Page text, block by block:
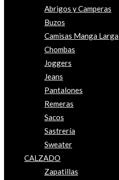
Abrigos y Camperas
Buzos
Camisas Manga Larga
Chombas
Joggers
Jeans
Pantalones
Remeras
Sacos
Sastrería
Sweater
CALZADO
Zapatillas